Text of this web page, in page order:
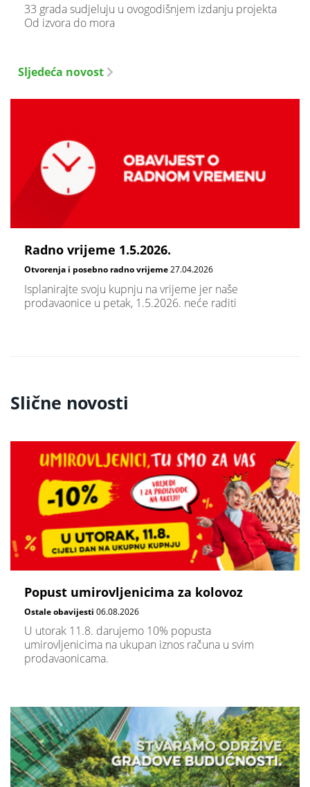
33 grada sudjeluju u ovogodišnjem izdanju projekta
Od izvora do mora
Sljedeća novost
Radno vrijeme 1.5.2026.
Otvorenja i posebno radno vrijeme27.04.2026
Isplanirajte svoju kupnju na vrijeme jer naše
prodavaonice u petak, 1.5.2026. neće raditi
Slične novosti
Popust umirovljenicima za kolovoz
Ostale obavijesti 06.08.2026
U utorak 11.8. darujemo 10% popusta
umirovljenicima na ukupan iznos računa u svim
prodavaonicama.